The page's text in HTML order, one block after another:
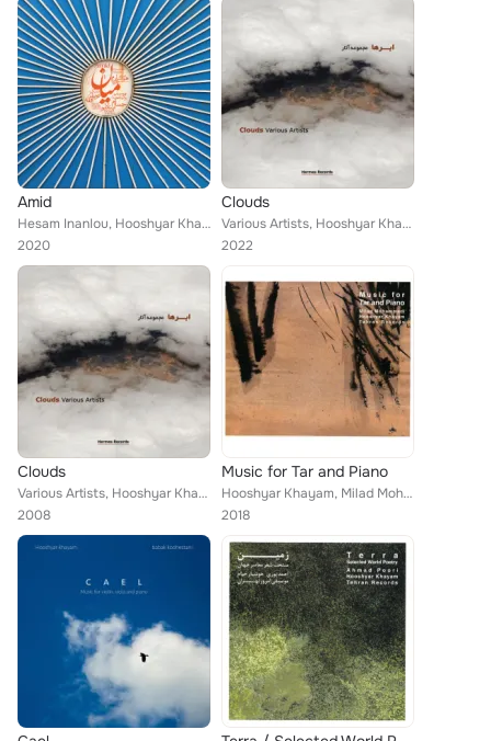
Amid
Hesam Inanlou, Hooshyar Khayam, Navid Afghah
2020
Clouds
Various Artists, Hooshyar Khayam, Mehrdad Pakbaz, Hossein Alizadeh, Jivan Gasparyan, Ankido Darash, Peyman Yazdanian, Alireza Mo...
2022
Clouds
Various Artists, Hooshyar Khayam, Mehrdad Pakbaz, Jivan Gasparyan, Hossein Alizadeh, Kiya Tabassiyan, Ankido Darash, Peyman Yazd...
2008
Music for Tar and Piano
Hooshyar Khayam, Milad Mohammadi
2018